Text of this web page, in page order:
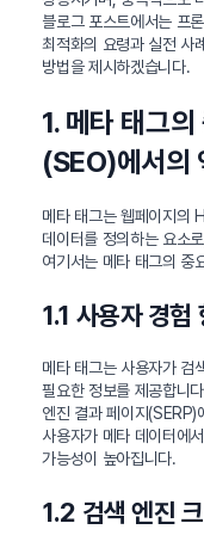
블로그 포스트에서는 프
최적화의 요령과 실전 사
방법을 제시하겠습니다.
1. 메타 태그
(SEO)에서의
메타 태그는 웹페이지의
데이터를 정의하는 요소
여기서는 메타 태그의 중
1.1 사용자 경험
메타 태그는 사용자가 검
필요한 정보를 제공합니
엔진 결과 페이지(SERP)
사용자가 메타 데이터에
가능성이 높아집니다.
1.2 검색 엔진